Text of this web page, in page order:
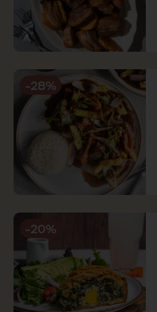
-28%
-20%